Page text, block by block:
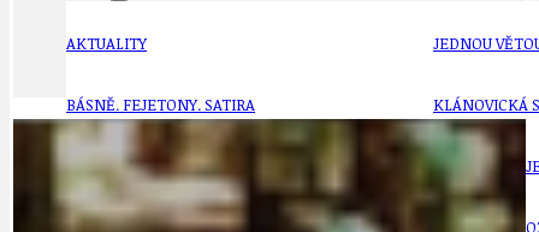
AKTUALITY
BÁSNĚ. FEJETONY. SATIRA
CYKLOVÝLETY
DATA A VÝROČÍ
JEDNOU
KLÁNOVICKÁ
KRUHOVÝ
KULTURNÍ